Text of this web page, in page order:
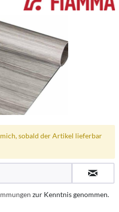
sobald der Artikel lieferbar
zur Kenntnis genommen.